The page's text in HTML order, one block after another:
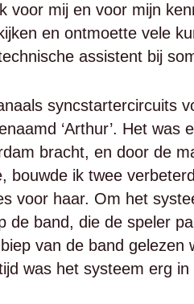
voor mij en voor mijn
en ontmoette vele
assistent bij
syncstartercircuits
‘Arthur’. Het was
bracht, en door de
bouwde ik twee
voor haar. Om het
de band, die de speler
van de band
was het systeem erg